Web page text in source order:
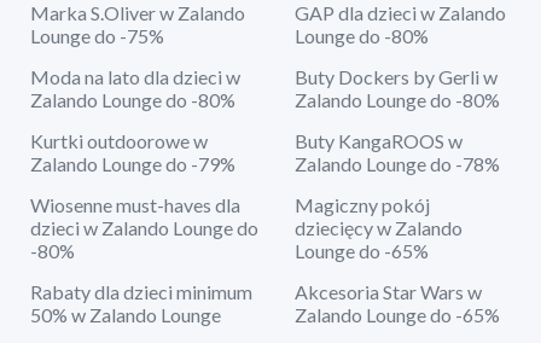
Marka S.Oliver w Zalando
Lounge do -75%
GAP dla dzieci w Zalando
Lounge do -80%
Moda na lato dla dzieci w
Zalando Lounge do -80%
Buty Dockers by Gerli w
Zalando Lounge do -80%
Kurtki outdoorowe w
Zalando Lounge do -79%
Buty KangaROOS w
Zalando Lounge do -78%
Wiosenne must-haves dla
dzieci w Zalando Lounge do
-80%
Magiczny pokój
dziecięcy w Zalando
Lounge do -65%
Rabaty dla dzieci minimum
50% w Zalando Lounge
Akcesoria Star Wars w
Zalando Lounge do -65%